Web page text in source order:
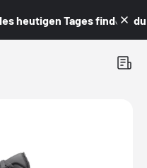
heutigen Tages findest du